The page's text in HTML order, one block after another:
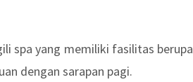
spa yang memiliki fasilitas berupa
dengan sarapan pagi.